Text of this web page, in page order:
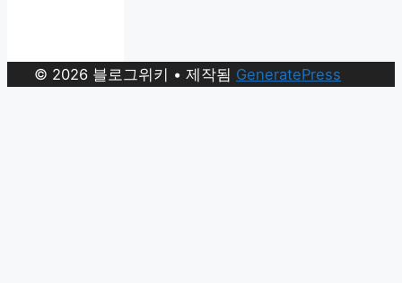
© 2026 블로그위키 • 제작됨 GeneratePress